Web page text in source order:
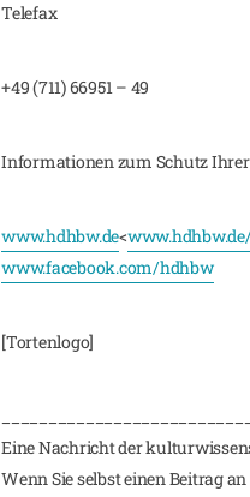
Telefax
+49 (711) 66951 – 49
Informationen zum Schutz
www.hdhbw.de<
www.facebook.com/hdhbw
[Tortenlogo]
Eine Nachricht der
Wenn Sie selbst einen Beitrag